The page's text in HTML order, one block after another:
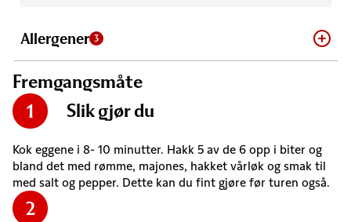
Fremgangsmåte
1
Slik gjør du
Kok eggene i 8- 10 minutter. Hakk 5 av de 6 opp i biter og
bland det med rømme, majones, hakket vårløk og smak til
med salt og pepper. Dette kan du fint gjøre før turen også.
2
Allergener 3